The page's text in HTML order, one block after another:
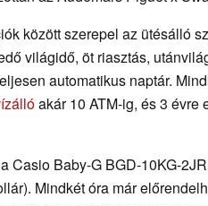
között szerepel az ütésálló
világidő, öt riasztás,
automatikus naptár.
akár 10 ATM-ig, és 3 évre
Casio Baby-G BGD-10KG-
Mindkét óra már